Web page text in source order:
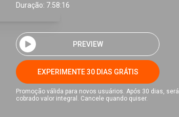
Duração: 7:58:16
PREVIEW
EXPERIMENTE 30 DIAS GRÁTIS
Promoção válida para novos usuários. Após 30 dias, será
cobrado valor integral. Cancele quando quiser.